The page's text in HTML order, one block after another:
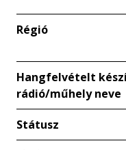
Régió
Hangfelvételt
rádió/műhely neve
Státusz